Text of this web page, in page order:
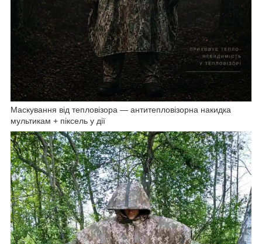
Маскування від тепловізора — антитепловізорна накидка
мультикам + піксель у дії